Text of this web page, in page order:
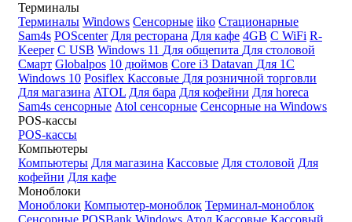
Терминалы
Терминалы Windows Сенсорные iiko Стационарные
Sam4s POScenter Для ресторана Для кафе 4GB С WiFi R-
Keeper С USB Windows 11 Для общепита Для столовой
Смарт Globalpos 10 дюймов Core i3 Datavan Для 1С
Windows 10 Posiflex Кассовые Для розничной торговли
Для магазина ATOL Для бара Для кофейни Для horeca
Sam4s сенсорные Atol сенсорные Сенсорные на Windows
POS-кассы
POS-кассы
Компьютеры
Компьютеры Для магазина Кассовые Для столовой Для
кофейни Для кафе
Моноблоки
Моноблоки Компьютер-моноблок Терминал-моноблок
Сенсорные POSBank Windows Атол Кассовые Кассовый